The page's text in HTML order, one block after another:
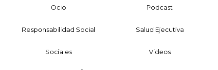
Ocio Podcast
Responsabilidad Social Salud Ejecutiva
Sociales Videos